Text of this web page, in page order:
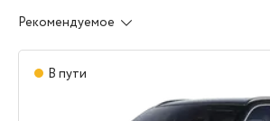
Рекомендуемое
В пути